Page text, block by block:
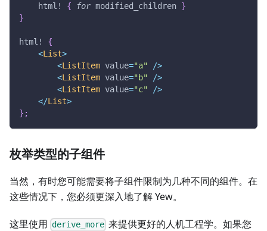
html!
{ for modified_children }
}
html!
{
<List>
<ListItem value="a" />
<ListItem value="b" />
<ListItem value="c" />
</List>
} ;
枚举类型的子组件
当然，有时您可能需要将子组件限制为几种不同的组件。在
这些情况下，您必须更深入地了解 Yew。
这里使用 derive_more 来提供更好的人机工程学。如果您